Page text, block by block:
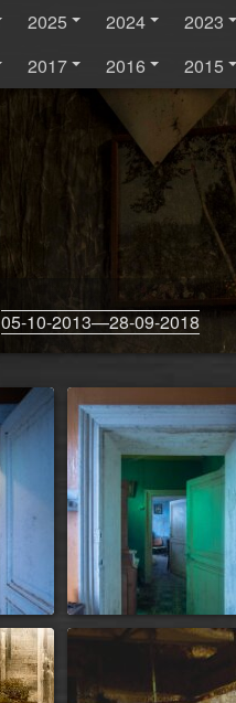
2025 2024 2023
2017 2016 2015
05-10-2013—28-09-2018